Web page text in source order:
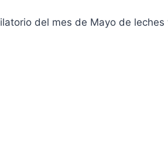
del mes de Mayo de